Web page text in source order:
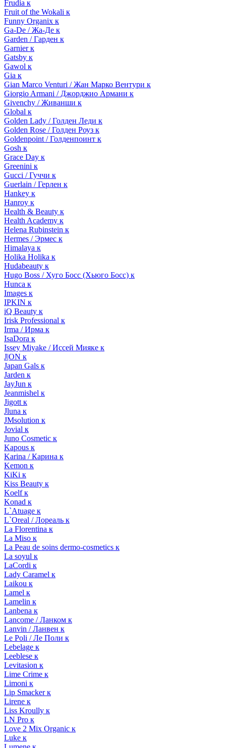
Frudia к
Fruit of the Wokali к
Funny Organix к
Ga-De / Жа-Де к
Garden / Гарден к
Garnier к
Gatsby к
Gawol к
Gia к
Gian Marco Venturi / Жан Марко Вентури к
Giorgio Armani / Джорджио Армани к
Givenchy / Живанши к
Global к
Golden Lady / Голден Леди к
Golden Rose / Голден Роуз к
Goldenpoint / Голденпоинт к
Gosh к
Grace Day к
Greenini к
Gucci / Гуччи к
Guerlain / Герлен к
Hankey к
Hanroy к
Health & Beauty к
Health Academy к
Helena Rubinstein к
Hermes / Эрмес к
Himalaya к
Holika Holika к
Hudabeauty к
Hugo Boss / Хуго Босс (Хьюго Босс) к
Hunca к
Images к
IPKIN к
iQ Beauty к
Irisk Professional к
Irma / Ирма к
IsaDora к
Issey Miyake / Иссей Мияке к
J|ON к
Japan Gals к
Jarden к
JayJun к
Jeanmishel к
Jigott к
Jluna к
JMsolution к
Jovial к
Juno Cosmetic к
Kapous к
Karina / Карина к
Kemon к
KiKi к
Kiss Beauty к
Koelf к
Konad к
L`Atuage к
L`Oreal / Лореаль к
La Florentina к
La Miso к
La Peau de soins dermo-cosmetics к
La soyul к
LaCordi к
Lady Caramel к
Laikou к
Lamel к
Lamelin к
Lanbena к
Lancome / Ланком к
Lanvin / Ланвен к
Le Poli / Ле Поли к
Lebelage к
Leeblese к
Levitasion к
Lime Crime к
Limoni к
Lip Smacker к
Lirene к
Liss Kroully к
LN Pro к
Love 2 Mix Organic к
Luke к